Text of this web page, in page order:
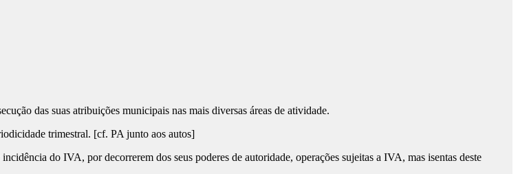
das suas atribuições municipais nas mais diversas áreas de atividade.
trimestral. [cf. PA junto aos autos]
do IVA, por decorrerem dos seus poderes de autoridade, operações sujeitas a IVA, mas isentas deste